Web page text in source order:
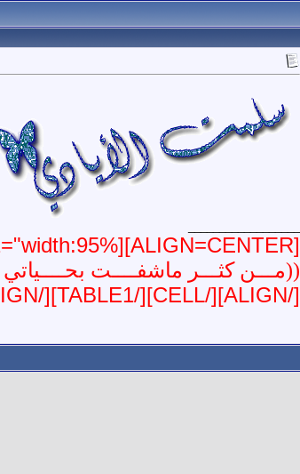
[ALIGN=CENTER][TABLE1="width:95%;"][CELL="filter:;"][ALIGN=center]
((مـــن كثـــر ماشفــــت
[/ALIGN][/CELL][/TABLE1][/ALIGN]